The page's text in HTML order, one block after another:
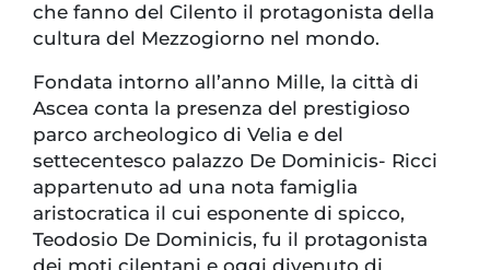
che fanno del Cilento il protagonista della
cultura del Mezzogiorno nel mondo.
Fondata intorno all’anno Mille, la città di
Ascea conta la presenza del prestigioso
parco archeologico di Velia e del
settecentesco palazzo De Dominicis- Ricci
appartenuto ad una nota famiglia
aristocratica il cui esponente di spicco,
Teodosio De Dominicis, fu il protagonista